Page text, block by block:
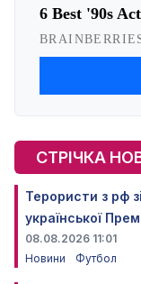
СТРІЧКА
Терористи з рф
української
08.08.2026 11:01
Новини
Футбол